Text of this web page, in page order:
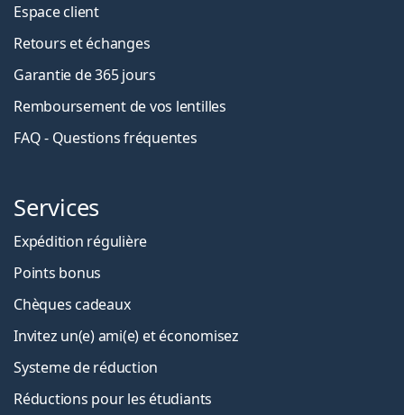
Espace client
Retours et échanges
Garantie de 365 jours
Remboursement de vos lentilles
FAQ - Questions fréquentes
Services
Expédition régulière
Points bonus
Chèques cadeaux
Invitez un(e) ami(e) et économisez
Systeme de réduction
Réductions pour les étudiants